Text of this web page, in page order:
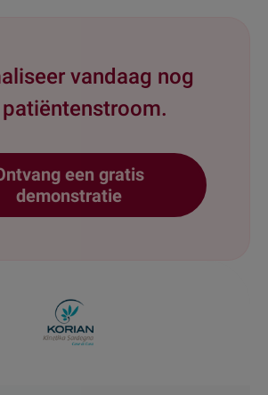
vandaag nog
een gratis
demonstratie